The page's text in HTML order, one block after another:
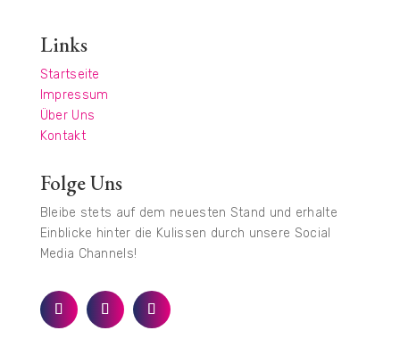
Links
Startseite
Impressum
Über Uns
Kontakt
Folge Uns
Bleibe stets auf dem neuesten Stand und erhalte
Einblicke hinter die Kulissen durch unsere Social
Media Channels!